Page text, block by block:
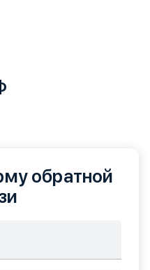
обратной